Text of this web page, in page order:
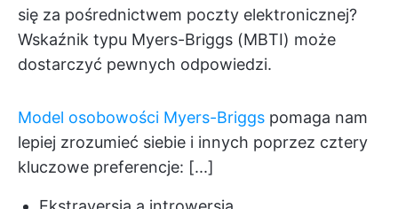
się za pośrednictwem poczty elektronicznej?
Wskaźnik typu Myers-Briggs (MBTI) może
dostarczyć pewnych odpowiedzi.
Model osobowości Myers-Briggs pomaga nam
lepiej zrozumieć siebie i innych poprzez cztery
kluczowe preferencje: [...]